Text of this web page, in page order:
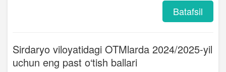
Batafsil
Sirdaryo viloyatidagi OTMlarda 2024/2025-yil
uchun eng past o‘tish ballari